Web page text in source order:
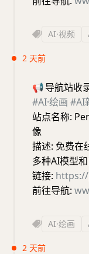
AI·视频
2 天前
📢导航站收
#AI·绘画 #AI
站点名称:
像
描述: 免费在
多种AI模型和
链接:
前往导航:
AI·绘画
2 天前